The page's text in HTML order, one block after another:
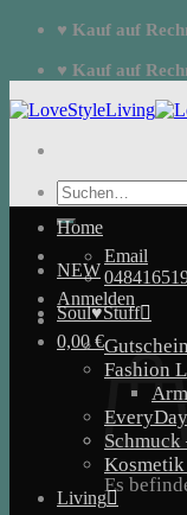
Zum
springen
♥ Kauf auf
♥ Kauf auf
Suchen
nach:
Email
Anmelden
0,00€
Es
Home
NEW
Soul♥Stuff
Fashion
Living